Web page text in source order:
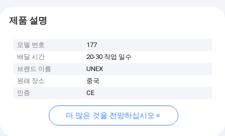
제품 설명
모델 번호
177
배달 시간
20-30 작업 일수
브랜드 이름
UNEX
원래 장소
중국
인증
CE
더 많은 것을 전망하십시오